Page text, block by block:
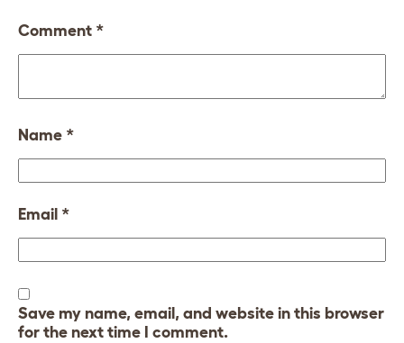
Comment *
Name *
Email *
Save my name, email, and website in this browser
for the next time I comment.